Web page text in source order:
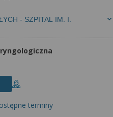
- SZPITAL IM. I.
terminy